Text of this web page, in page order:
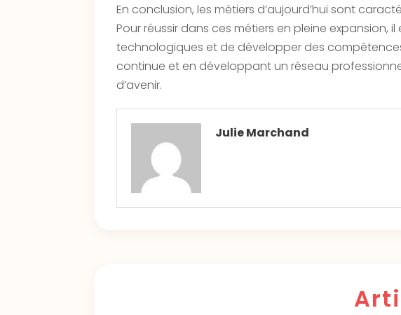
En conclusion, les métiers d’aujourd’hui sont
Pour réussir dans ces métiers en pleine
technologiques et de développer des
continue et en développant un réseau
d’avenir.
Julie Marchand